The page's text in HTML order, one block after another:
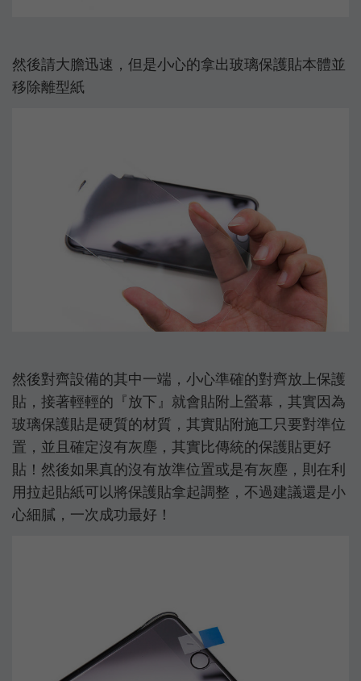
然後請大膽迅速，但是小心的拿出玻璃保護貼本體並
移除離型紙
然後對齊設備的其中一端，小心準確的對齊放上保護
貼，接著輕輕的『放下』就會貼附上螢幕，其實因為
玻璃保護貼是硬質的材質，其實貼附施工只要對準位
置，並且確定沒有灰塵，其實比傳統的保護貼更好
貼！然後如果真的沒有放準位置或是有灰塵，則在利
用拉起貼紙可以將保護貼拿起調整，不過建議還是小
心細膩，一次成功最好！